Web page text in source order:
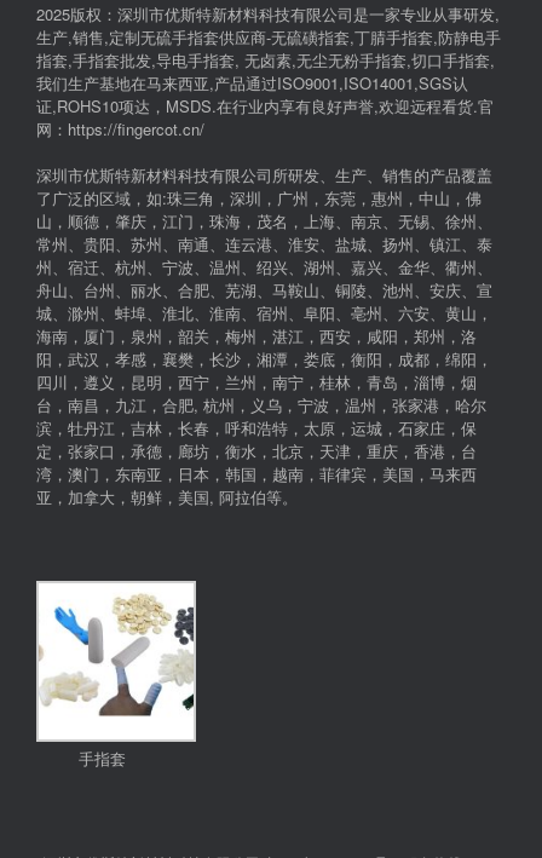
2025版权：深圳市优斯特新材料科技有限公司是一家专业从事研发,
生产,销售,定制无硫手指套供应商-无硫磺指套,丁腈手指套,防静电手
指套,手指套批发,导电手指套, 无卤素,无尘无粉手指套,切口手指套,
我们生产基地在马来西亚,产品通过ISO9001,ISO14001,SGS认
证,ROHS10项达，MSDS.在行业内享有良好声誉,欢迎远程看货.官
网：https://fingercot.cn/
深圳市优斯特新材料科技有限公司所研发、生产、销售的产品覆盖
了广泛的区域，如:珠三角，深圳，广州，东莞，惠州，中山，佛
山，顺德，肇庆，江门，珠海，茂名，上海、南京、无锡、徐州、
常州、贵阳、苏州、南通、连云港、淮安、盐城、扬州、镇江、泰
州、宿迁、杭州、宁波、温州、绍兴、湖州、嘉兴、金华、衢州、
舟山、台州、丽水、合肥、芜湖、马鞍山、铜陵、池州、安庆、宣
城、滁州、蚌埠、淮北、淮南、宿州、阜阳、亳州、六安、黄山，
海南，厦门，泉州，韶关，梅州，湛江，西安，咸阳，郑州，洛
阳，武汉，孝感，襄樊，长沙，湘潭，娄底，衡阳，成都，绵阳，
四川，遵义，昆明，西宁，兰州，南宁，桂林，青岛，淄博，烟
台，南昌，九江，合肥, 杭州，义乌，宁波，温州，张家港，哈尔
滨，牡丹江，吉林，长春，呼和浩特，太原，运城，石家庄，保
定，张家口，承德，廊坊，衡水，北京，天津，重庆，香港，台
湾，澳门，东南亚，日本，韩国，越南，菲律宾，美国，马来西
亚，加拿大，朝鲜，美国, 阿拉伯等。
手指套